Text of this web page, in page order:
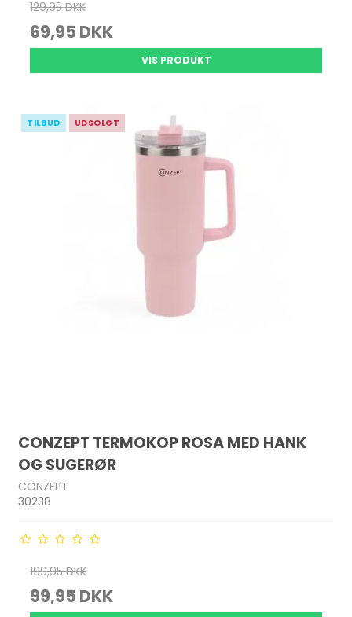
129,95 DKK
69,95 DKK
VIS PRODUKT
TILBUD UDSOLGT
CONZEPT TERMOKOP ROSA MED HANK
OG SUGERØR
CONZEPT
30238
199,95 DKK
99,95 DKK